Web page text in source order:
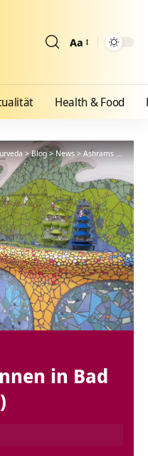
Aa
Health & Food
>Blog>News>Ashrams> Bad
in Bad